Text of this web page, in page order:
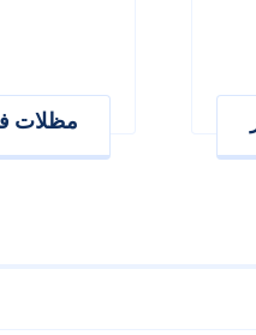
مظلات فايبر